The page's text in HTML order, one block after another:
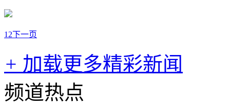
1 2下一页
+ 加载更多精彩新闻
频道热点